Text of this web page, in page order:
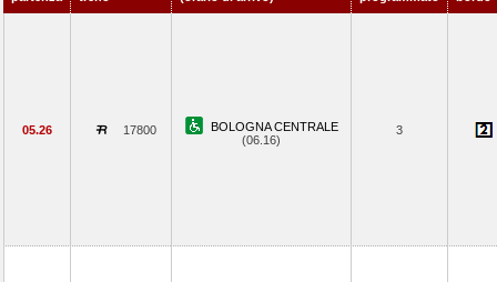
05.26 17800
BOLOGNA CENTRALE
(06.16)
3